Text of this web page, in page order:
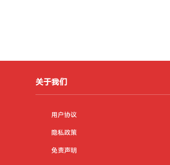
关于我们
用户协议
隐私政策
免责声明